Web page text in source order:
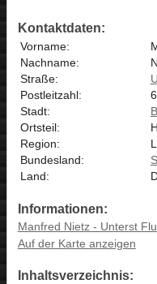
Kontaktdaten:
Vorname:
Nachname:
Straße:
Postleitzahl:
Stadt:
Ortsteil:
Region:
Bundesland:
Land:
Informationen:
Manfred Nietz - Unterst
Auf der Karte anzeigen
Inhaltsverzeichnis: